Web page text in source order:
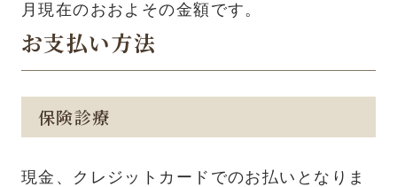
月現在のおおよその金額です。
お支払い方法
保険診療
現金、クレジットカードでのお払いとなりま